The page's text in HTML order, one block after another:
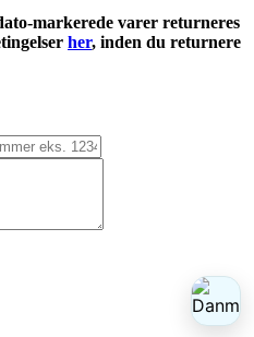
markerede varer returneres
her, inden du returnere